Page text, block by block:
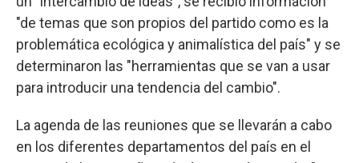
"de temas que son propios del partido como es la
problemática ecológica y animalística del país" y se
determinaron las "herramientas que se van a usar
para introducir una tendencia del cambio".
La agenda de las reuniones que se llevarán a cabo
en los diferentes departamentos del país en el